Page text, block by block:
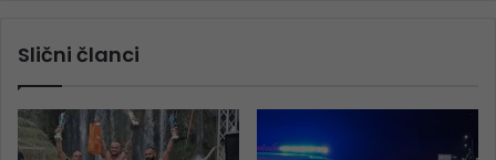
Slični članci